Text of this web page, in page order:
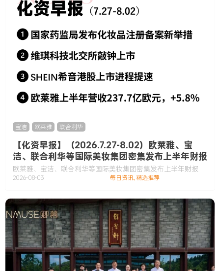
宝洁 欧莱雅 联合利华
【化资早报】（2026.7.27-8.02）欧莱雅、宝
洁、联合利华等国际美妆集团密集发布上半年财报
欧莱雅、宝洁、联合利华等国际美妆集团密集发布上半年财报
2026-08-03 每日资讯,精选推荐